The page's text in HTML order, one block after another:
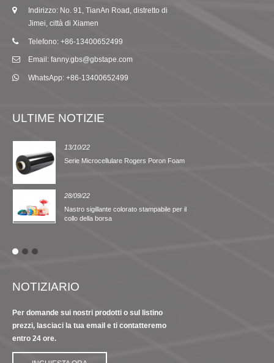
Indirizzo: No. 91, TianAn Road, distretto di
Jimei, città di Xiamen
Telefono: +86-13400652499
Email: fanny.gbs@gbstape.com
WhatsApp: +86-13400652499
ULTIME NOTIZIE
13/10/22
Serie Microcellulare Rogers Poron Foam
28/09/22
Nastro sigillante colorato stampabile per il
collo della borsa
NOTIZIARIO
Per domande sui nostri prodotti o sul listino
prezzi, lasciaci la tua email e ti contatteremo
entro 24 ore.